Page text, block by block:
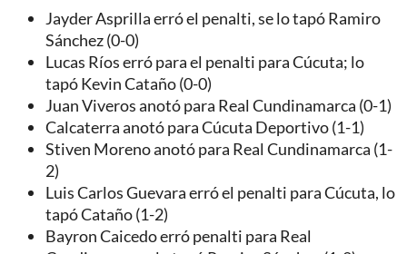
Jayder Asprilla erró el penalti, se lo tapó Ramiro
Sánchez (0-0)
Lucas Ríos erró para el penalti para Cúcuta; lo
tapó Kevin Cataño (0-0)
Juan Viveros anotó para Real Cundinamarca (0-1)
Calcaterra anotó para Cúcuta Deportivo (1-1)
Stiven Moreno anotó para Real Cundinamarca (1-
2)
Luis Carlos Guevara erró el penalti para Cúcuta, lo
tapó Cataño (1-2)
Bayron Caicedo erró penalti para Real